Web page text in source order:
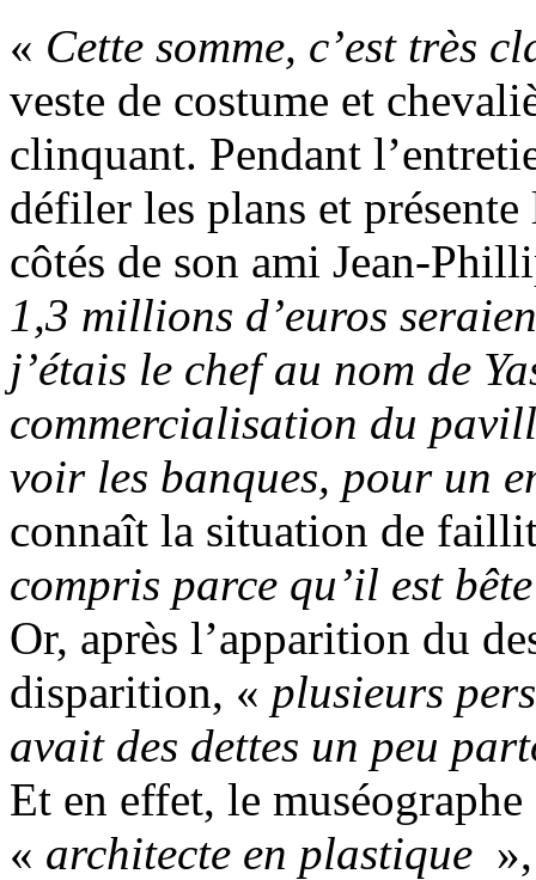
« Cette somme, c’est très
veste de costume et
clinquant. Pendant
défiler les plans et
côtés de son ami Jean-
1,3 millions d’euros
j’étais le chef au nom de
commercialisation du
voir les banques, pour un
connaît la situation de
compris parce qu’il est bête
Or, après l’apparition du
disparition, « plusieurs
avait des dettes un peu
Et en effet, le
« architecte en plastique